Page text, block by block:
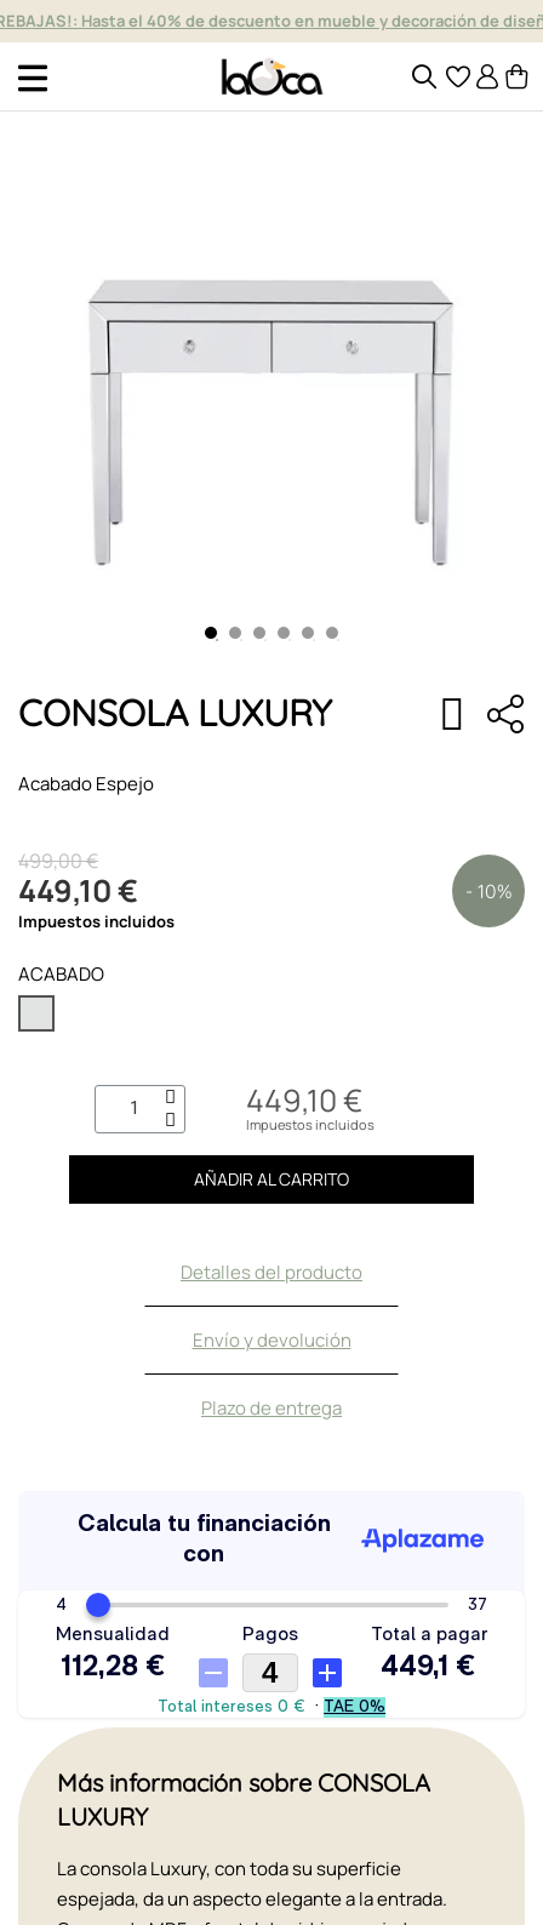
Hasta el 40% de descuento en mueble y decoración de
CONSOLA LUXURY
Acabado Espejo
499,00 €
449,10 € - 10%
Impuestos incluidos
ACABADO
449,10 €
Impuestos incluidos
AÑADIR AL CARRITO
Detalles del producto
Envío y devolución
Plazo de entrega
Más información sobre CONSOLA
LUXURY
La consola Luxury, con toda su superficie
espejada, da un aspecto elegante a la entrada.